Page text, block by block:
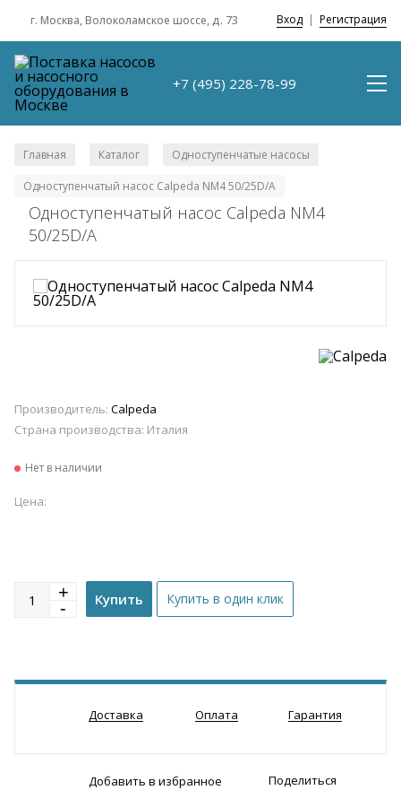
г. Москва, Волоколамское шоссе, д. 73 Вход | Регистрация
+7 (495) 228-78-99
Главная Каталог Одноступенчатые насосы
Одноступенчатый насос Calpeda NM4 50/25D/A
Одноступенчатый насос Calpeda NM4
50/25D/A
Производитель: Calpeda
Страна производства: Италия
Нет в наличии
Цена:
Доставка Оплата Гарантия
Добавить в избранное Поделиться